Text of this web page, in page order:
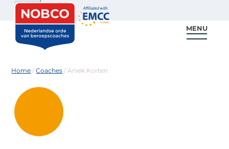
Zoeken
MENU
Home /Coaches /Aniek Korten